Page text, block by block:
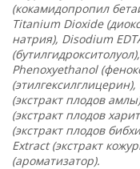
(кокамидопропил
Titanium Dioxide
натрия), Disodium
Phenoxyethanol
(экстракт плодов
(экстракт плодов
(экстракт плодов
Extract (экстракт
(ароматизатор).